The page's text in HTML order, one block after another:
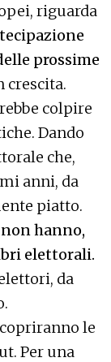
riguarda
prossime
crescita.
colpire
Dando
che,
anni, da
piatto.
hanno,
elettorali.
da
le
Per una